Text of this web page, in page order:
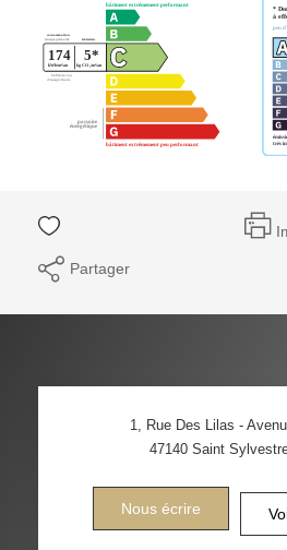
Partager
1, Rue Des Lilas -
47140 Saint
Nous écrire